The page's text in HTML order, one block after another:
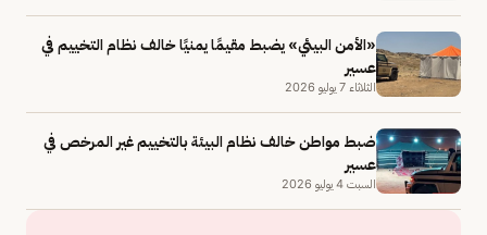
«الأمن البيئي» يضبط مقيمًا يمنيًا خالف نظام التخييم في
عسير
الثلاثاء 7 يوليو 2026
ضبط مواطن خالف نظام البيئة بالتخييم غير المرخص في
عسير
السبت 4 يوليو 2026